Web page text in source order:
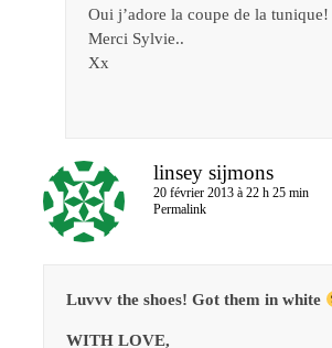
Oui j’adore la coupe de la tunique!
Merci Sylvie..
Xx
linsey sijmons
20 février 2013 à 22 h 25 min
Permalink
Luvvv the shoes! Got them in white
WITH LOVE,